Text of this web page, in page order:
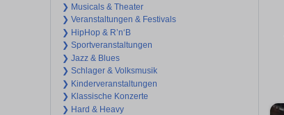
❯ Musicals & Theater
❯ Veranstaltungen & Festivals
❯ HipHop & R’n‘B
❯ Sportveranstaltungen
❯ Jazz & Blues
❯ Schlager & Volksmusik
❯ Kinderveranstaltungen
❯ Klassische Konzerte
❯ Hard & Heavy